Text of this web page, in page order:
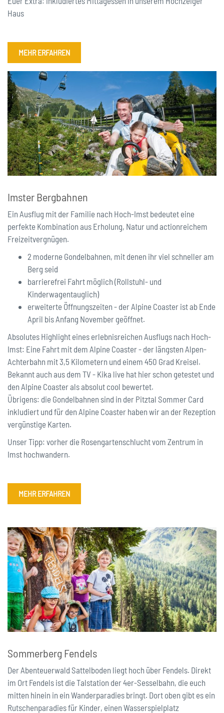
Haus
MEHR ERFAHREN
Imster Bergbahnen
Ein Ausflug mit der Familie nach Hoch-Imst bedeutet eine
perfekte Kombination aus Erholung, Natur und actionreichem
Freizeitvergnügen.
2 moderne Gondelbahnen, mit denen ihr viel schneller am
Berg seid
barrierefrei Fahrt möglich (Rollstuhl- und
Kinderwagentauglich)
erweiterte Öffnungszeiten - der Alpine Coaster ist ab Ende
April bis Anfang November geöffnet.
Absolutes Highlight eines erlebnisreichen Ausflugs nach Hoch-
Imst: Eine Fahrt mit dem Alpine Coaster - der längsten Alpen-
Achterbahn mit 3,5 Kilometern und einem 450 Grad Kreisel.
Bekannt auch aus dem TV - Kika live hat hier schon getestet und
den Alpine Coaster als absolut cool bewertet.
Übrigens: die Gondelbahnen sind in der Pitztal Sommer Card
inkludiert und für den Alpine Coaster haben wir an der Rezeption
vergünstige Karten.
Unser Tipp: vorher die Rosengartenschlucht vom Zentrum in
Imst hochwandern.
MEHR ERFAHREN
Sommerberg Fendels
Der Abenteuerwald Sattelboden liegt hoch über Fendels. Direkt
im Ort Fendels ist die Talstation der 4er-Sesselbahn, die euch
mitten hinein in ein Wanderparadies bringt. Dort oben gibt es ein
Rutschenparadies für Kinder, einen Wasserspielplatz